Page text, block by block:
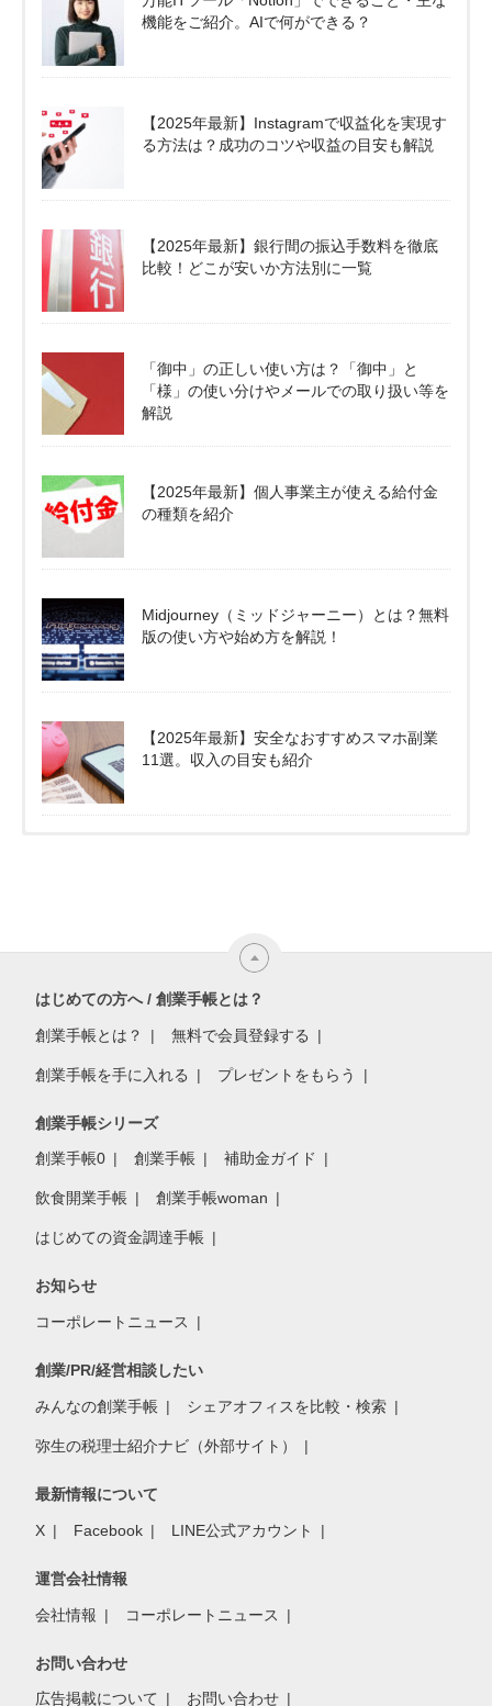
機能をご紹介。AIで何ができる？
【2025年最新】Instagramで収益化を実現す
る方法は？成功のコツや収益の目安も解説
【2025年最新】銀行間の振込手数料を徹底
比較！どこが安いか方法別に一覧
「御中」の正しい使い方は？「御中」と
「様」の使い分けやメールでの取り扱い等を
解説
【2025年最新】個人事業主が使える給付金
の種類を紹介
Midjourney（ミッドジャーニー）とは？無料
版の使い方や始め方を解説！
【2025年最新】安全なおすすめスマホ副業
11選。収入の目安も紹介
はじめての方へ / 創業手帳とは？
創業手帳とは？ 無料で会員登録する
創業手帳を手に入れる プレゼントをもらう
創業手帳シリーズ
創業手帳0 創業手帳 補助金ガイド
飲食開業手帳 創業手帳woman
はじめての資金調達手帳
お知らせ
コーポレートニュース
創業/PR/経営相談したい
みんなの創業手帳 シェアオフィスを比較・検索
弥生の税理士紹介ナビ（外部サイト）
最新情報について
X Facebook LINE公式アカウント
運営会社情報
会社情報 コーポレートニュース
お問い合わせ
広告掲載について お問い合わせ